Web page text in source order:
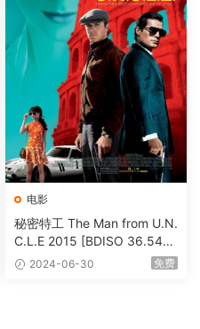
电影
秘密特工 The Man from U.N.
C.L.E 2015 [BDISO 36.54G
B] 2024-06-30 免费